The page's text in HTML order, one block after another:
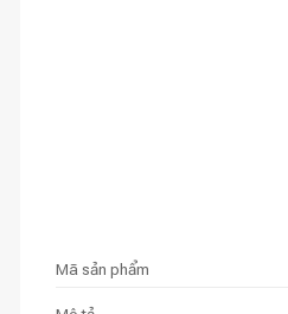
Mã sản phẩm